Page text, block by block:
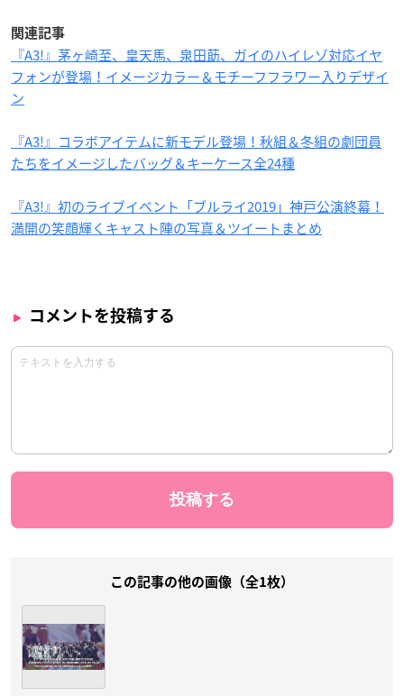
関連記事
『A3!』茅ヶ崎至、皇天馬、泉田莇、ガイのハイレゾ対応イヤ
フォンが登場！イメージカラー＆モチーフフラワー入りデザイ
ン
『A3!』コラボアイテムに新モデル登場！秋組＆冬組の劇団員
たちをイメージしたバッグ＆キーケース全24種
『A3!』初のライブイベント「ブルライ2019」神戸公演終幕！
満開の笑顔輝くキャスト陣の写真＆ツイートまとめ
コメントを投稿する
この記事の他の画像（全1枚）